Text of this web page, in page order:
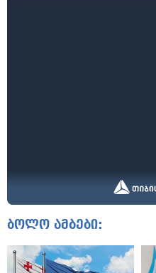
ბოლო ამბები: